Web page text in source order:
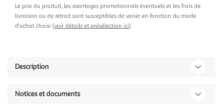
Le prix du produit, les avantages promotionnels éventuels et les frais de
livraison ou de retrait sont susceptibles de varier en fonction du mode
d'achat choisi (voir détails et présélection ici)
Description
Notices et documents